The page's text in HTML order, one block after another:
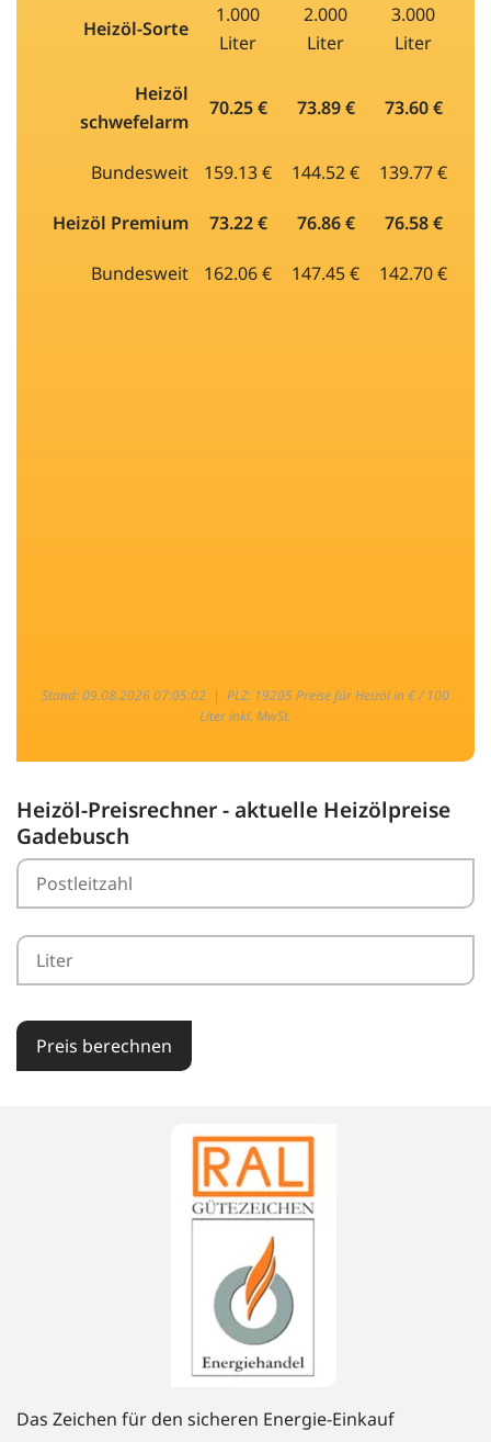
Heizöl-Sorte
1.000
Liter
2.000
Liter
3.000
Liter
Heizöl
schwefelarm
70.25 € 73.89 € 73.60 €
Bundesweit 159.13 € 144.52 € 139.77 €
Heizöl Premium 73.22 € 76.86 € 76.58 €
Bundesweit 162.06 € 147.45 € 142.70 €
Stand: 09.08.2026 07:05:02 | PLZ: 19205 Preise für Heizöl in € / 100
Liter inkl. MwSt.
Heizöl-Preisrechner - aktuelle Heizölpreise
Gadebusch
Preis berechnen
Das Zeichen für den sicheren Energie-Einkauf